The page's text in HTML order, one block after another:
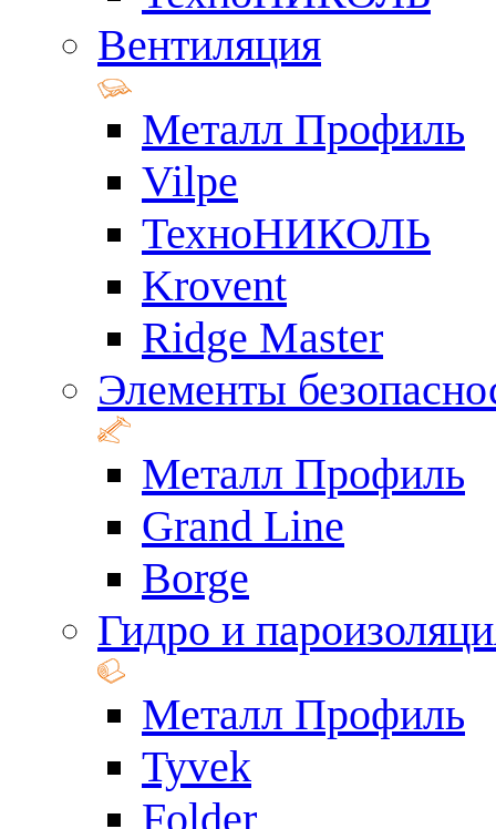
Вентиляция
Металл Профиль
Vilpe
ТехноНИКОЛЬ
Krovent
Ridge Master
Элементы
Металл Профиль
Grand Line
Borge
Гидро и
Металл Профиль
Tyvek
Folder